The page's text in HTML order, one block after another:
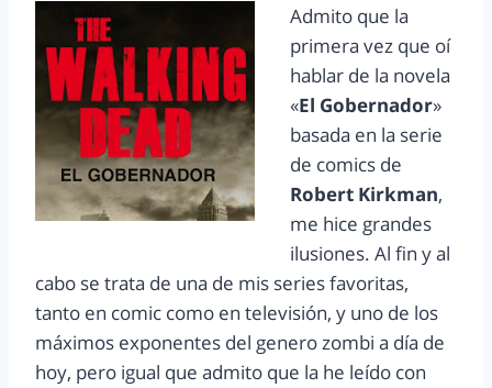
Admito que la
primera vez que oí
hablar de la novela
«El Gobernador»
basada en la serie
de comics de
Robert Kirkman,
me hice grandes
ilusiones. Al fin y al
cabo se trata de una de mis series favoritas,
tanto en comic como en televisión, y uno de los
máximos exponentes del genero zombi a día de
hoy, pero igual que admito que la he leído con